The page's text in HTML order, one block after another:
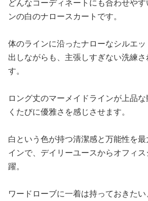
どんなコーディネートにも合わせや
ンの白のナロースカートです。
体のラインに沿ったナローなシルエ
出しながらも、主張しすぎない洗練
す。
ロング丈のマーメイドラインが上品
くたびに優雅さを感じさせます。
白という色が持つ清潔感と万能性を
インで、デイリーユースからオフィ
躍。
ワードローブに一着は持っておきた